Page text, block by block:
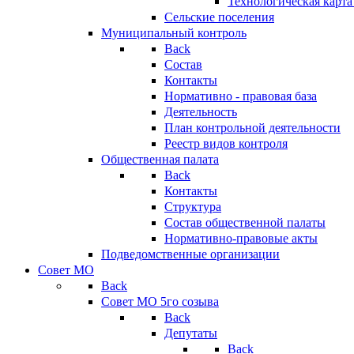
Сельские поселения
Муниципальный контроль
Back
Состав
Контакты
Нормативно - правовая база
Деятельность
План контрольной деятельности
Реестр видов контроля
Общественная палата
Back
Контакты
Структура
Состав общественной палаты
Нормативно-правовые акты
Подведомственные организации
Совет МО
Back
Совет МО 5го созыва
Back
Депутаты
Back